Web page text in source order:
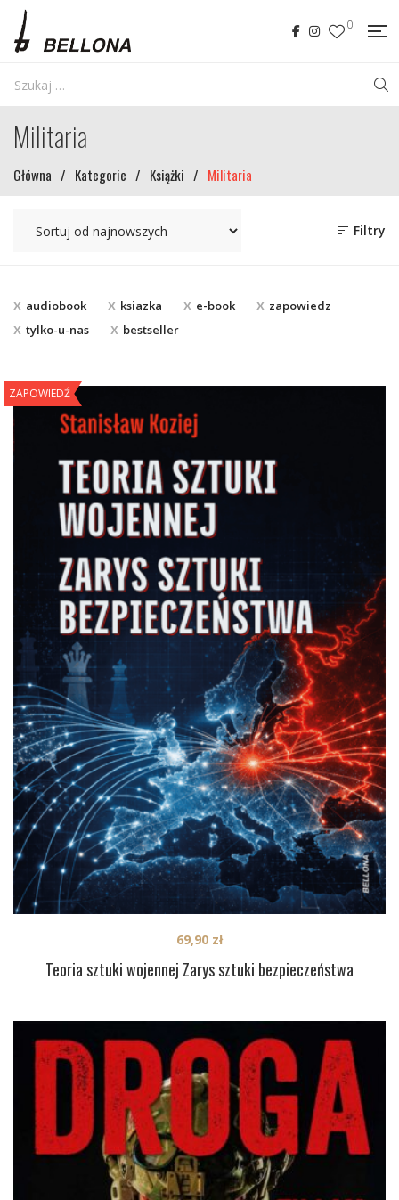
0
Militaria
Główna / Kategorie / Książki / Militaria
Filtry
audiobook ksiazka e-book
zapowiedz
tylko-u-nas
bestseller
ZAPOWIEDŹ
Teoria sztuki wojennej Zarys sztuki bezpieczeństwa
69,90 zł